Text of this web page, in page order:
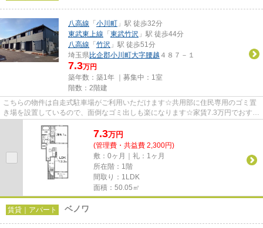
八高線 「 小川町 」駅 徒歩32分
東武東上線 「 東武竹沢 」駅 徒歩44分
八高線 「 竹沢 」駅 徒歩51分
埼玉県比企郡小川町大字腰越 ４８７－１
7.3万円
築年数：築1年 ｜募集中： 1室
階数：2階建
こちらの物件は自走式駐車場がご利用いただけます☆共用部に住民専用のゴミ置
き場を設置しているので、面倒なゴミ出しも楽になります☆家賃7.3万円でおすす
7.3万円
(管理費・共益費 2,300円)
敷：0ヶ月｜礼：1ヶ月
所在階：1階
間取り：1LDK
面積：50.05㎡
賃貸｜アパート ベノワ